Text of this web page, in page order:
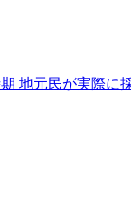
地元民が実際に